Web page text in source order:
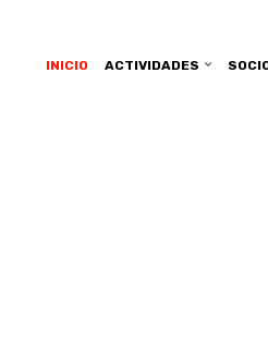
INICIO ACTIVIDADES